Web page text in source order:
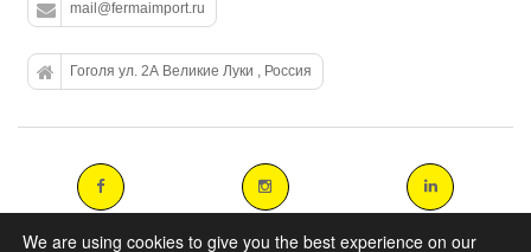
mail@fermaimport.ru
Гоголя ул. 2А Великие Луки , Россия
We are using cookies to give you the best experience on our